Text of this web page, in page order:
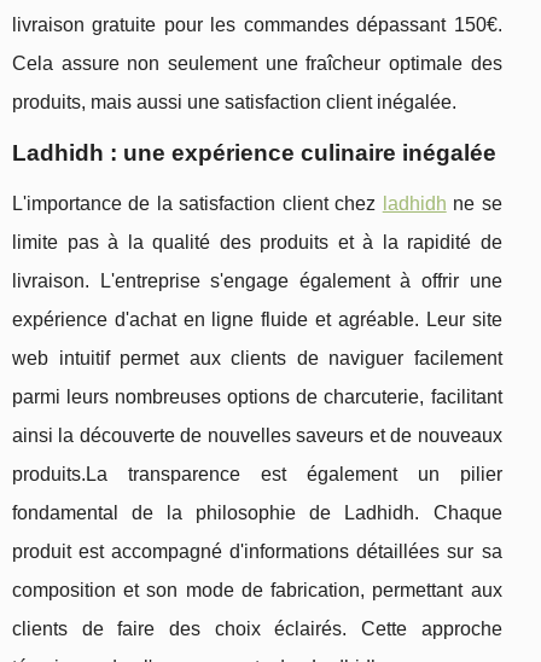
livraison gratuite pour les commandes dépassant 150€.
Cela assure non seulement une fraîcheur optimale des
produits, mais aussi une satisfaction client inégalée.
Ladhidh : une expérience culinaire inégalée
L'importance de la satisfaction client chez ladhidh ne se
limite pas à la qualité des produits et à la rapidité de
livraison. L'entreprise s'engage également à offrir une
expérience d'achat en ligne fluide et agréable. Leur site
web intuitif permet aux clients de naviguer facilement
parmi leurs nombreuses options de charcuterie, facilitant
ainsi la découverte de nouvelles saveurs et de nouveaux
produits.La transparence est également un pilier
fondamental de la philosophie de Ladhidh. Chaque
produit est accompagné d'informations détaillées sur sa
composition et son mode de fabrication, permettant aux
clients de faire des choix éclairés. Cette approche